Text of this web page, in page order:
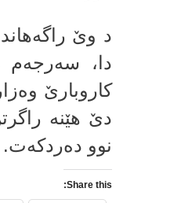
د وێ
دا، سەرجەم
كاروبارێ
دێ هێنه‌‌
نوو ده‌ردكه‌ت.
Share this: